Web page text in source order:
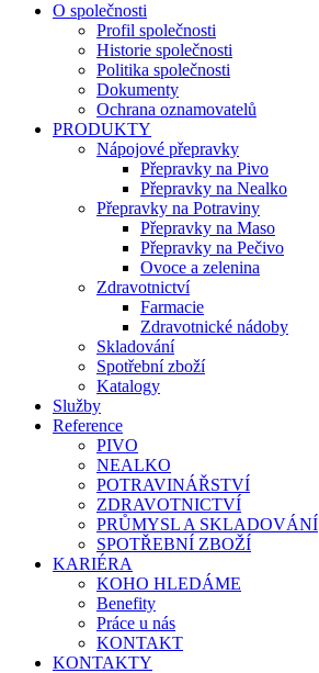
O společnosti
Profil společnosti
Historie společnosti
Politika společnosti
Dokumenty
Ochrana oznamovatelů
PRODUKTY
Nápojové přepravky
Přepravky na Pivo
Přepravky na Nealko
Přepravky na Potraviny
Přepravky na Maso
Přepravky na Pečivo
Ovoce a zelenina
Zdravotnictví
Farmacie
Zdravotnické nádoby
Skladování
Spotřební zboží
Katalogy
Služby
Reference
PIVO
NEALKO
POTRAVINÁŘSTVÍ
ZDRAVOTNICTVÍ
PRŮMYSL A SKLADOVÁNÍ
SPOTŘEBNÍ ZBOŽÍ
KARIÉRA
KOHO HLEDÁME
Benefity
Práce u nás
KONTAKT
KONTAKTY